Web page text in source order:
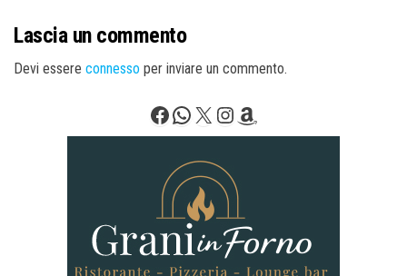
Lascia un commento
Devi essere connesso per inviare un commento.
Facebook
WhatsApp
X Instagram
Amazon